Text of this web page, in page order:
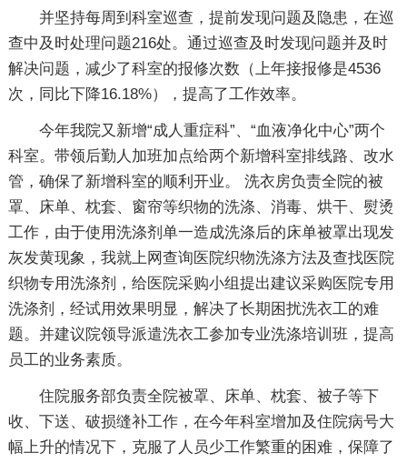
并坚持每周到科室巡查，提前发现问题及隐患，在巡
查中及时处理问题216处。通过巡查及时发现问题并及时
解决问题，减少了科室的报修次数（上年接报修是4536
次，同比下降16.18%），提高了工作效率。
今年我院又新增“成人重症科”、“血液净化中心”两个
科室。带领后勤人加班加点给两个新增科室排线路、改水
管，确保了新增科室的顺利开业。 洗衣房负责全院的被
罩、床单、枕套、窗帘等织物的洗涤、消毒、烘干、熨烫
工作，由于使用洗涤剂单一造成洗涤后的床单被罩出现发
灰发黄现象，我就上网查询医院织物洗涤方法及查找医院
织物专用洗涤剂，给医院采购小组提出建议采购医院专用
洗涤剂，经试用效果明显，解决了长期困扰洗衣工的难
题。并建议院领导派遣洗衣工参加专业洗涤培训班，提高
员工的业务素质。
住院服务部负责全院被罩、床单、枕套、被子等下
收、下送、破损缝补工作，在今年科室增加及住院病号大
幅上升的情况下，克服了人员少工作繁重的困难，保障了